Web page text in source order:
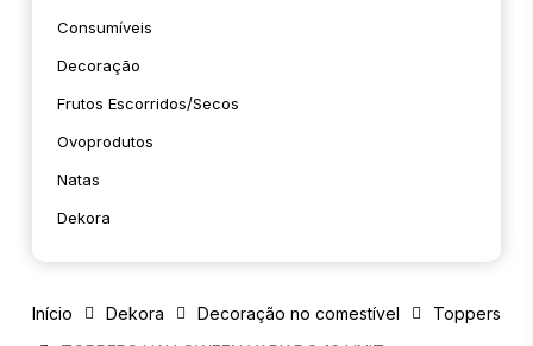
Consumíveis
Decoração
Frutos Escorridos/secos
Ovoprodutos
Natas
Dekora
Início Dekora Decoração no comestível
Toppers